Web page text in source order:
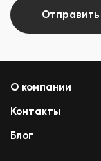
Отправить
О компании
Контакты
Блог